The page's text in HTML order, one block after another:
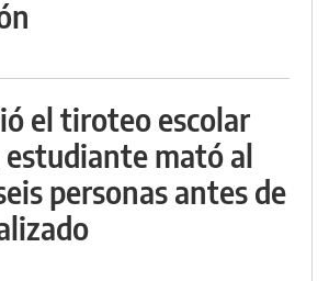
el tiroteo escolar
estudiante mató al
personas antes de